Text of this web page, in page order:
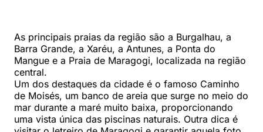
As principais praias da região são a Burgalhau, a
Barra Grande, a Xaréu, a Antunes, a Ponta do
Mangue e a Praia de Maragogi, localizada na região
central.
Um dos destaques da cidade é o famoso Caminho
de Moisés, um banco de areia que surge no meio do
mar durante a maré muito baixa, proporcionando
uma vista única das piscinas naturais. Outra dica é